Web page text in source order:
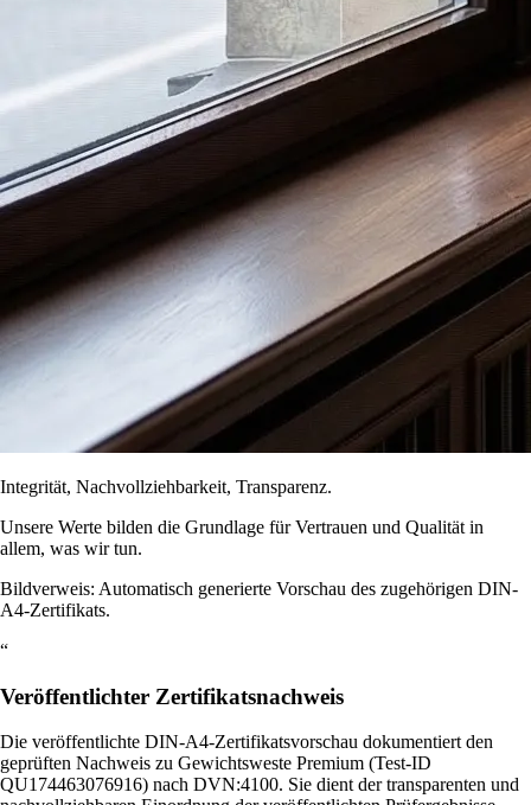
Integrität, Nachvollziehbarkeit, Transparenz.
Unsere Werte bilden die Grundlage für Vertrauen und Qualität in
allem, was wir tun.
Bildverweis: Automatisch generierte Vorschau des zugehörigen DIN-
A4-Zertifikats.
“
Veröffentlichter Zertifikatsnachweis
Die veröffentlichte DIN-A4-Zertifikatsvorschau dokumentiert den
geprüften Nachweis zu Gewichtsweste Premium (Test-ID
QU174463076916) nach DVN:4100. Sie dient der transparenten und